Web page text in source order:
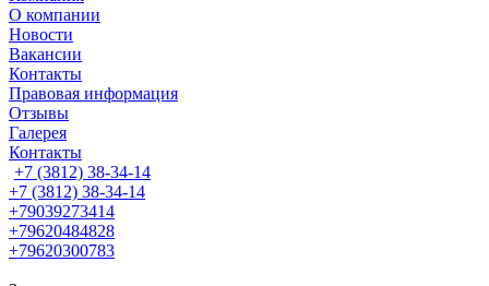
О компании
Новости
Вакансии
Контакты
Правовая информация
Отзывы
Галерея
Контакты
+7 (3812) 38-34-14
+7 (3812) 38-34-14
+79039273414
+79620484828
+79620300783